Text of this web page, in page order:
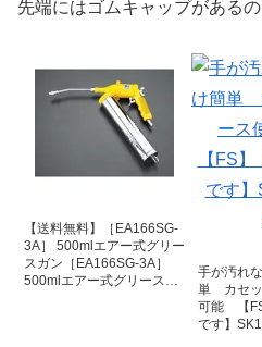
先端にはゴムキャップがある
【送料無料】［EA166SG-
3A］ 500mlエアー式グリー
スガン［EA166SG-3A］
500mlエアー式グリース…
手が汚れ
単 カセッ
可能 【
です】